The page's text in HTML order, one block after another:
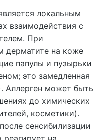
локальным
взаимодействия с
При
дерматите на коже
папулы и пузырьки
это замедленная
Аллерген может быть
до химических
косметики).
сенсибилизации